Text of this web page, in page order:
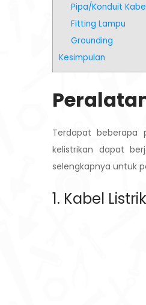
Pipa/Konduit
Fitting Lampu
Grounding
Kesimpulan
Terdapat beberapa
kelistrikan dapat
selengkapnya untuk
1. Kabel Listrik